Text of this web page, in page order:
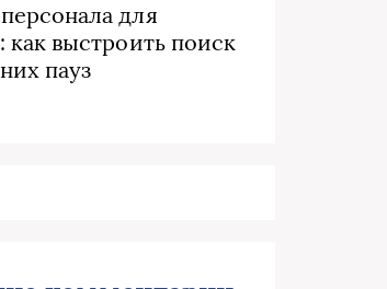
для
как выстроить поиск
пауз